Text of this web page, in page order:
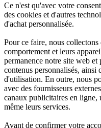
Ce n'est qu'avec votre
des cookies et d'autres
d'achat personnalisée.
Pour ce faire, nous collectons
comportement et leurs
permanence notre site web
contenus personnalisés, ainsi
d'utilisation. En outre, nous
avec des fournisseurs
canaux publicitaires en ligne,
même leurs services.
Avant de confirmer votre